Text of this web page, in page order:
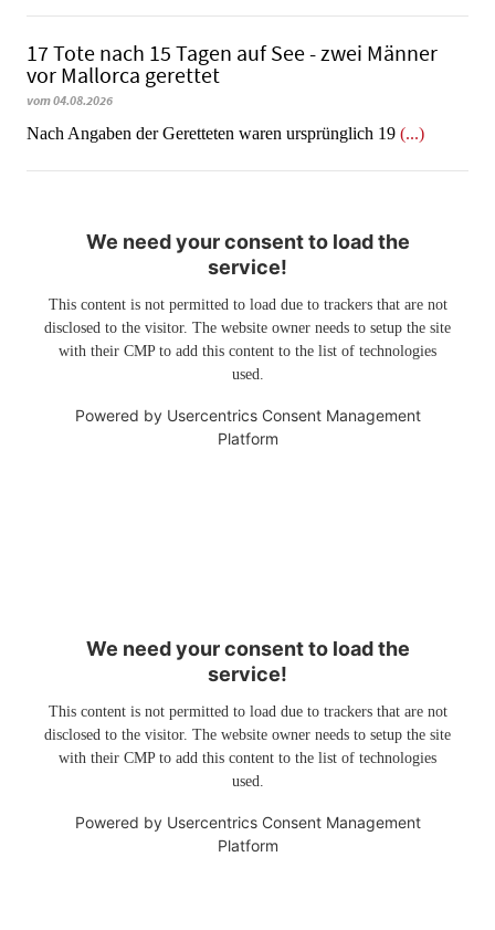
17 Tote nach 15 Tagen auf See - zwei Männer
vor Mallorca gerettet
vom 04.08.2026
Nach Angaben der Geretteten waren ursprünglich 19 (...)
We need your consent to load the
service!
This content is not permitted to load due to trackers that are not
disclosed to the visitor. The website owner needs to setup the site
with their CMP to add this content to the list of technologies
used.
Powered by Usercentrics Consent Management
Platform
We need your consent to load the
service!
This content is not permitted to load due to trackers that are not
disclosed to the visitor. The website owner needs to setup the site
with their CMP to add this content to the list of technologies
used.
Powered by Usercentrics Consent Management
Platform